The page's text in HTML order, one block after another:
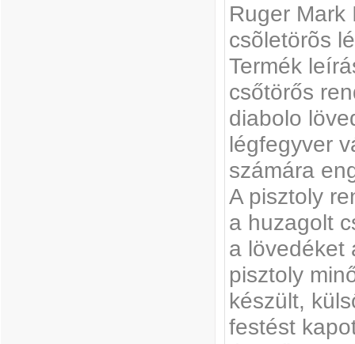
Ruger Mark
csõletörõs
Termék
csőtörős
diabolo
légfegyver
számára
A pisztoly
a huzagolt
a lövedéket
pisztoly
készült,
festést